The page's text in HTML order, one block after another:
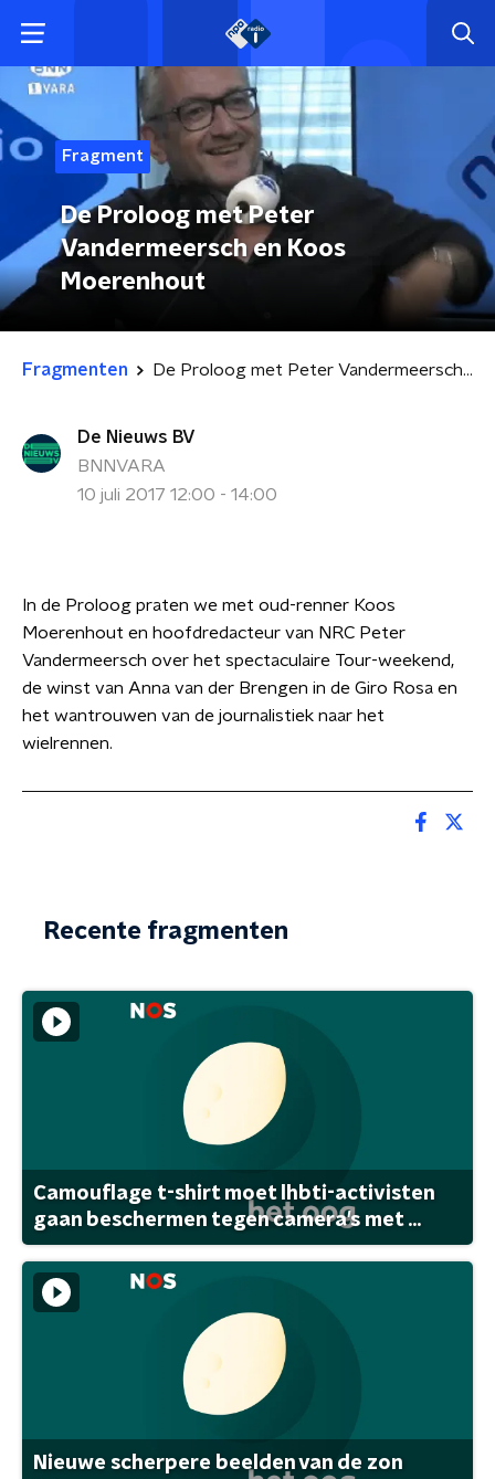
Fragment
De Proloog met Peter
Vandermeersch en Koos
Moerenhout
Fragmenten De Proloog met Peter Vandermeersch en Koos Moerenhout
De Nieuws BV
BNNVARA
10 juli 2017 12:00 - 14:00
In de Proloog praten we met oud-renner Koos
Moerenhout en hoofdredacteur van NRC Peter
Vandermeersch over het spectaculaire Tour-weekend,
de winst van Anna van der Brengen in de Giro Rosa en
het wantrouwen van de journalistiek naar het
wielrennen.
Recente fragmenten
Camouflage t-shirt moet lhbti-activisten
gaan beschermen tegen camera's met ...
Nieuwe scherpere beelden van de zon